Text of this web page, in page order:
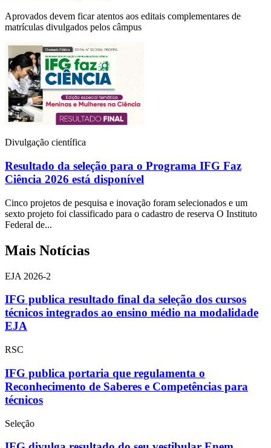
Aprovados devem ficar atentos aos editais complementares de
matrículas divulgados pelos câmpus
Divulgação científica
Resultado da seleção para o Programa IFG Faz
Ciência 2026 está disponível
Cinco projetos de pesquisa e inovação foram selecionados e um
sexto projeto foi classificado para o cadastro de reserva O Instituto
Federal de...
Mais Notícias
EJA 2026-2
IFG publica resultado final da seleção dos cursos
técnicos integrados ao ensino médio na modalidade
EJA
RSC
IFG publica portaria que regulamenta o
Reconhecimento de Saberes e Competências para
técnicos
Seleção